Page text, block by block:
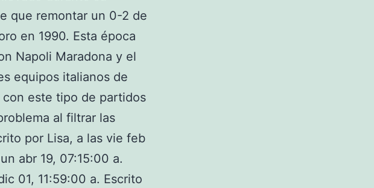
que remontar un 0-2 de
en 1990. Esta época
Napoli Maradona y el
equipos italianos de
este tipo de partidos
al filtrar las
por Lisa, a las vie feb
abr 19, 07:15:00 a.
01, 11:59:00 a. Escrito